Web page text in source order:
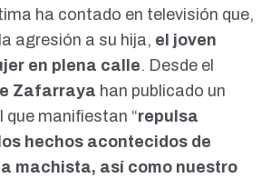
y tiene una impresionante porque si
fuerza que tu huella no estaría hoy aquí
se
reel/DbnsY68A4V1/
ha contado en televisión que,
agresión a su hija, el joven
en plena calle. Desde el
Zafarraya han publicado un
que manifiestan “repulsa
hechos acontecidos de
machista, así como nuestro